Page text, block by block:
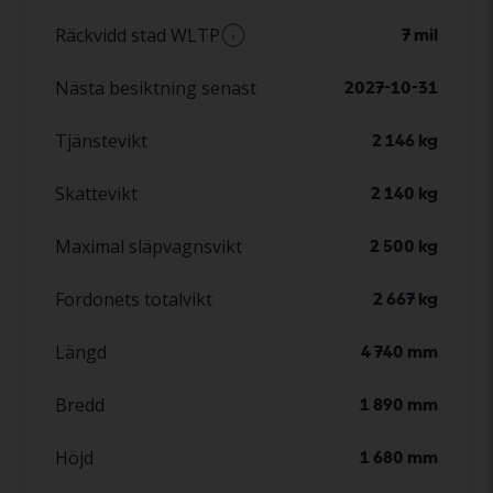
WLTP-räckvidden är ett teoretiskt nybilsvärde
– verklig räckvidd är alltid lägre.
Räckvidd stad WLTP 7 mil
– verklig räckvidd är alltid lägre.
Nästa besiktning senast 2027-10-31
Tjänstevikt 2 146 kg
Skattevikt 2 140 kg
Maximal släpvagnsvikt 2 500 kg
Fordonets totalvikt 2 667 kg
Längd 4 740 mm
Bredd 1 890 mm
Höjd 1 680 mm